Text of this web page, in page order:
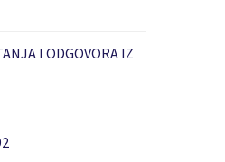
I ODGOVORA IZ